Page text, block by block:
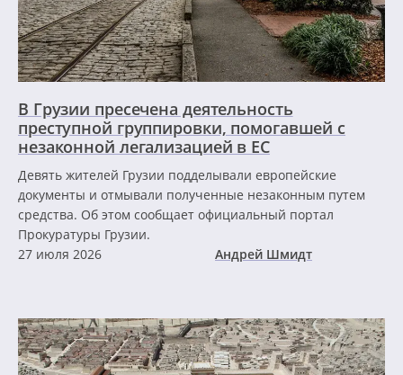
В Грузии пресечена деятельность
преступной группировки, помогавшей с
незаконной легализацией в ЕС
Девять жителей Грузии подделывали европейские
документы и отмывали полученные незаконным путем
средства. Об этом сообщает официальный портал
Прокуратуры Грузии.
27 июля 2026
Андрей Шмидт